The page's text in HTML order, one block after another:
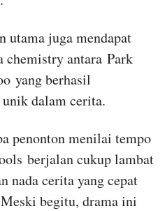
utama juga mendapat
chemistry antara Park
yang berhasil
dalam cerita.
penonton menilai tempo
berjalan cukup lambat
nada cerita yang cepat
begitu, drama ini